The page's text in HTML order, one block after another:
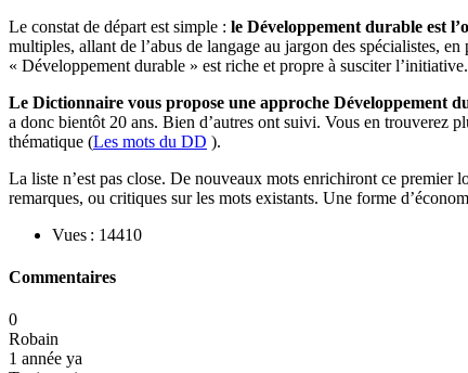
Le constat de départ est simple : le Développement durable est
multiples, allant de l’abus de langage au jargon des spécialistes,
« Développement durable » est riche et propre à susciter
Le Dictionnaire vous propose une approche Développement
a donc bientôt 20 ans. Bien d’autres ont suivi. Vous en trouverez
thématique (Les mots du DD ).
La liste n’est pas close. De nouveaux mots enrichiront ce premier
remarques, ou critiques sur les mots existants. Une forme
Vues : 14410
Commentaires
0
Robain
1 année ya